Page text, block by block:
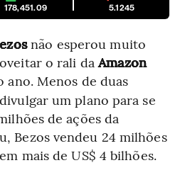
178,451.09
5.1245
não esperou muito
o rali daAmazon
ano. Menos de duas
um plano para se
de ações da
Bezos vendeu 24 milhões
mais de US$ 4 bilhões.